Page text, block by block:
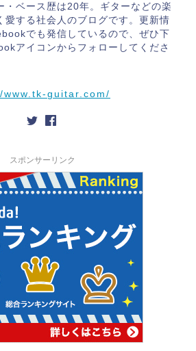
・ベース歴は20年。ギターなどの楽
愛する社会人のブログです。更新情
でも発信しているので、ぜひ下
アイコンからフォローしてくださ
www.tk-guitar.com/
スポンサーリンク